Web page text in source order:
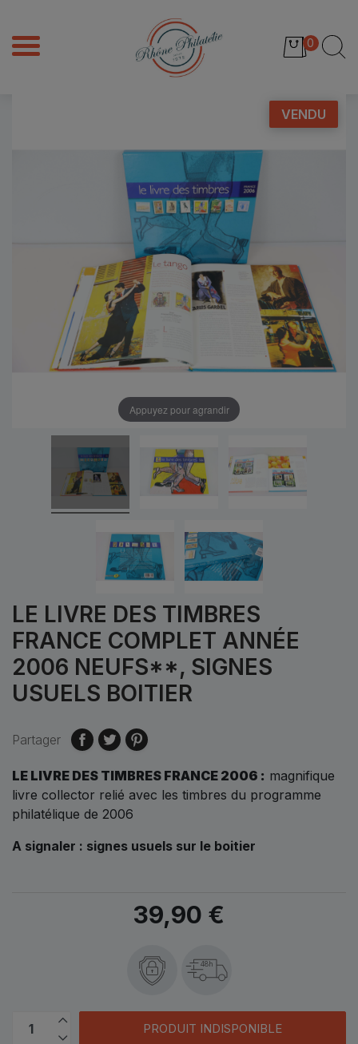
0
VENDU
Appuyez pour agrandir
LE LIVRE DES TIMBRES
FRANCE COMPLET ANNÉE
2006 NEUFS**, SIGNES
USUELS BOITIER
Partager
LE LIVRE DES TIMBRES FRANCE 2006 : magnifique
livre collector relié avec les timbres du programme
philatélique de 2006
A signaler : signes usuels sur le boitier
39,90 €
48h
PRODUIT INDISPONIBLE